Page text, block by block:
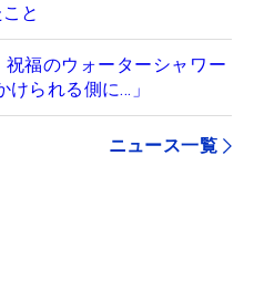
と
福のウォーターシャワー
けられる側に…」
ニュース一覧